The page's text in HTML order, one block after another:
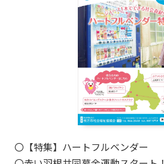
〇【特集】ハートフルベンダー